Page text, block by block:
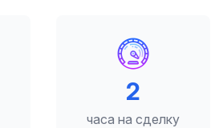
2
часа на сделку